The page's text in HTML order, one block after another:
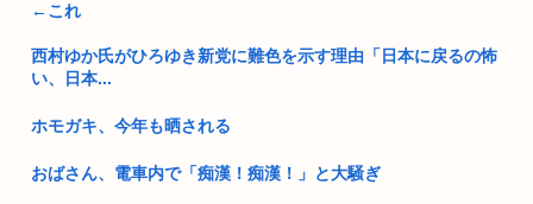
←これ
西村ゆか氏がひろゆき新党に難色を示す理由「日本に戻るの怖
い、日本...
ホモガキ、今年も晒される
おばさん、電車内で「痴漢！痴漢！」と大騒ぎ